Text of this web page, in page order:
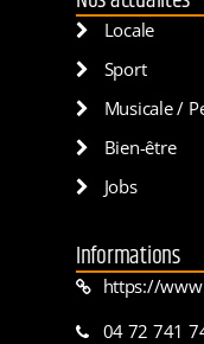
Locale
Sport
Musicale /
Bien-être
Jobs
Informations
https://
04 72 741